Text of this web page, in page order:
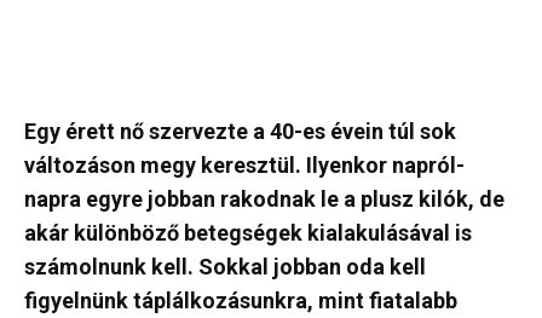
Egy érett nő szervezte a 40-es évein túl sok
változáson megy keresztül. Ilyenkor napról-
napra egyre jobban rakodnak le a plusz kilók, de
akár különböző betegségek kialakulásával is
számolnunk kell. Sokkal jobban oda kell
figyelnünk táplálkozásunkra, mint fiatalabb